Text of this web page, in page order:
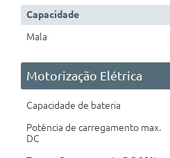
Capacidade
Mala
Motorização Elétrica
Capacidade de bateria
Potência de carregamento max.
DC